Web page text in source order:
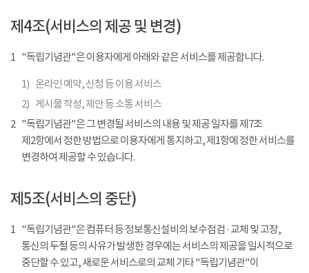
제4조(서비스의 제공 및 변경)
1 "독립기념관"은 이용자에게 아래와 같은 서비스를 제공합니다.
1) 온라인 예약, 신청 등 이용 서비스
2) 게시물 작성, 제안 등 소통 서비스
2 "독립기념관"은 그 변경될 서비스의 내용 및 제공 일자를 제7조
제2항에서 정한 방법으로 이용자에게 통지하고, 제1항에 정한 서비스를
변경하여 제공할 수 있습니다.
제5조(서비스의 중단)
1 "독립기념관"은 컴퓨터 등 정보통신설비의 보수점검 · 교체 및 고장,
통신의 두절 등의 사유가 발생한 경우에는 서비스의 제공을 일시적으로
중단할 수 있고, 새로운 서비스로의 교체 기타 "독립기념관"이